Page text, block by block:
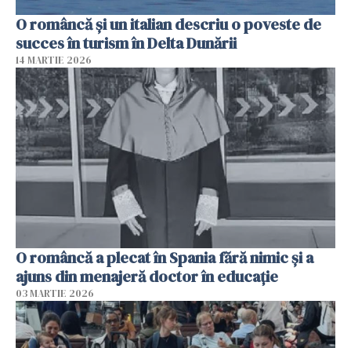
O româncă și un italian descriu o poveste de
succes în turism în Delta Dunării
14 MARTIE 2026
O româncă a plecat în Spania fără nimic și a
ajuns din menajeră doctor în educație
03 MARTIE 2026